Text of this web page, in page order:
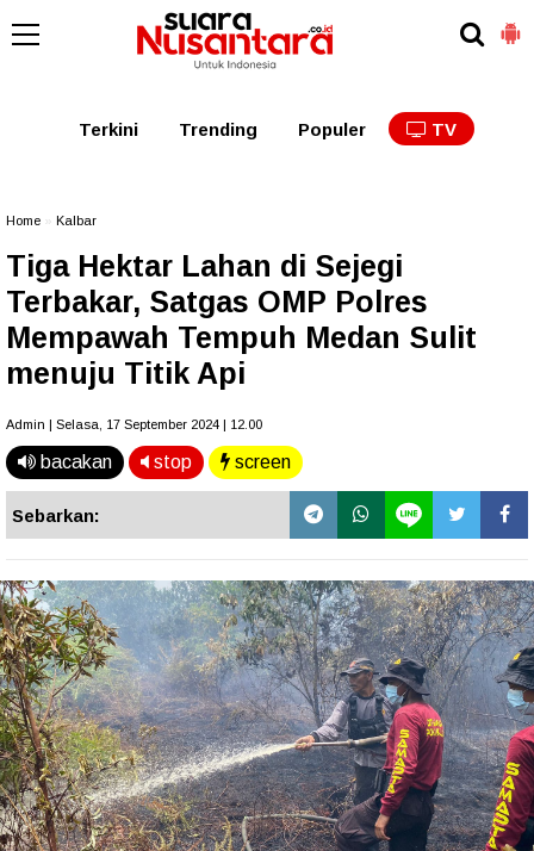
Kalbar Kalteng
Terkini Trending Populer TV
Home Kalbar
Tiga Hektar Lahan di Sejegi
Terbakar, Satgas OMP Polres
Mempawah Tempuh Medan Sulit
menuju Titik Api
Admin | Selasa, 17 September 2024 | 12.00
bacakan stop screen
Sebarkan: